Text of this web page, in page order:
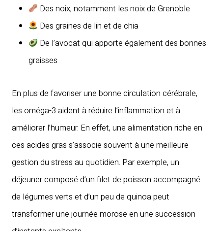
Des noix, notamment les noix de Grenoble
Des graines de lin et de chia
De l’avocat qui apporte également des bonnes
graisses
En plus de favoriser une bonne circulation cérébrale,
les oméga-3 aident à réduire l’inflammation et à
améliorer l’humeur. En effet, une alimentation riche en
ces acides gras s’associe souvent à une meilleure
gestion du stress au quotidien. Par exemple, un
déjeuner composé d’un filet de poisson accompagné
de légumes verts et d’un peu de quinoa peut
transformer une journée morose en une succession